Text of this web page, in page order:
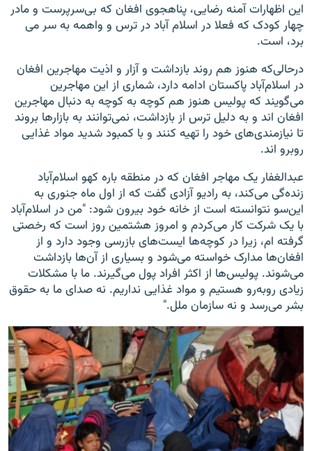
این اظهارات آمنه رضایی، پناهجوی افغان که بی‌سرپرست و مادر
چهار کودک که فعلا در اسلام آباد در ترس و واهمه به سر می
برد، است.
درحالی‌که هنوز هم روند بازداشت و آزار و اذیت مهاجرین افغان
در اسلام‌آباد پاکستان ادامه دارد، شماری از این مهاجرین
می‌گویند که پولیس هنوز هم کوچه به کوچه به دنبال مهاجرین
افغان اند و به دلیل ترس از بازداشت، نمی‌توانند به بازارها بروند
تا نیازمندی‌های خود را تهیه کنند و با کمبود شدید مواد غذایی
روبرو اند.
عبدالغفار یک مهاجر افغان که در منطقه باره کهو‌ اسلام‌آباد
زنده‌گی می‌کند، به رادیو آزادی گفت که از اول ماه جنوری به
این‌سو نتوانسته است از خانه خود بیرون شود: "من در اسلام‌آباد
با یک شرکت کار می‌کردم و امروز هشتمین روز است که رخصتی
گرفته ام، زیرا در کوچه‌ها ایست‌های بازرسی وجود دارد و از
افغان‌ها مدارک خواسته می‌شود و بسیاری از آن‌ها بازداشت
می‌شوند. پولیس‌ها از اکثر افراد پول می‌گیرند. ما با مشکلات
زیادی روبه‌رو هستیم و مواد غذایی نداریم. نه صدای ما به حقوق
بشر می‌رسد و نه سازمان ملل."